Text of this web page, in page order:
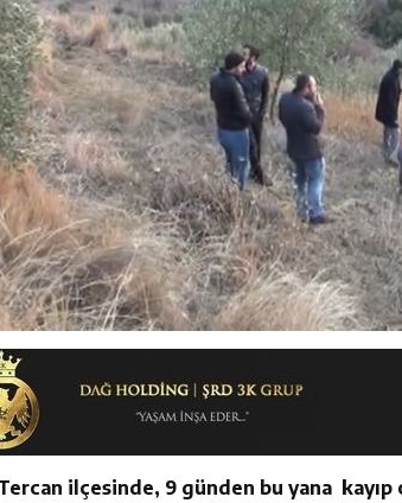
Tercan ilçesinde, 9 günden bu yana